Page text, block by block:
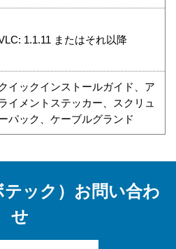
1.1.11 またはそれ以降
イックインストールガイド、ア
イメントステッカー、スクリュ
パック、ケーブルグランド
ック）お問い合わ
せ